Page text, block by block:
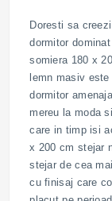
Doresti sa
dormitor
somiera 180 x
lemn masiv
dormitor
mereu la moda
care in timp isi
x 200 cm stejar
stejar de cea
cu finisaj care